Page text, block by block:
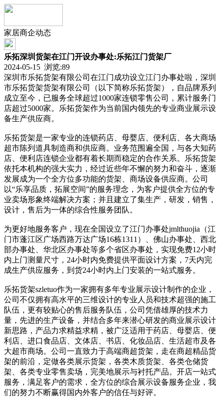
家居商企动态
乐拓深圳货架在江门开设办事处:乐拓江门货架厂
2024-05-15 浏览:89
深圳市乐拓货架有限公司在江门成功设立江门办事处啦，深圳
市乐拓货架货架有限公司（以下简称乐拓货架），自品牌系列
成立至今，已服务全球超过1000家连锁零售公司，累计服务门
店超过5000家。乐拓货架作为当前国内领先的专业商业展示设
备生产供应商。
乐拓货架是一家专业的连锁药店、母婴店、便利店、各大商场
超市陈列道具制造商和供应商。业务范围遍全国，与各大知药
店、便利店连锁企业都有着长期而稳定的合作关系。乐拓货架
依托本机构的强大实力，经过近些年不懈的努力和奋斗，逐渐
发展成为一个全方位多功能的货架、商场设备供应商。公司
以“乐享品质，拓展空间”的服务理念，为客户提供全方位的专
业卖场形象终端解决方案；并且建立了集生产，研发，销售，
设计，售后为一体的综合性服务团队。
为更好地服务客户，现在全国设立了江门办事处jmlthuojia（江
门市蓬江区广场西路万达广场16栋1311）、佛山办事处、西北
部办事处、华北区办事处等多个省区办事处，实现免费12小时
内上门测量尺寸，24小时内免费提供平面设计方案，7天内完
成生产供应服务，到货24小时内上门安装的一站式服务。
乐拓货架szletuo作为一家拥有多年专业展示设计制作的企业，
公司不仅拥有高水平的三维设计的专业人员和技术超强的施工
队伍，更有较贴心的售后服务队伍，公司凭借雄厚的技术力
量，先进的生产设备，并结合多年来潜心研发的商业展示设计
新思路，产品力求精益求精，被广泛适用于药店、母婴店、便
利店、进口食品店、文体店、书店、化妆品店、生活超市及各
大超市商场。公司一直致力于高端商超货架，走在商超精品货
架的前沿，定做各类展示货架，各类木质货架、各类仓储货
架、各类专业零售卖场，完美地展示与衬托产品。开店一站式
服务，满足客户的需求，全方位的综合展示设备服务企业，我
们的努力不断赢得国内外客户的信任与好评。